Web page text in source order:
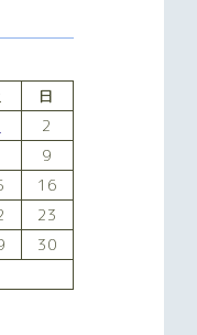
日
2
9
16
23
30